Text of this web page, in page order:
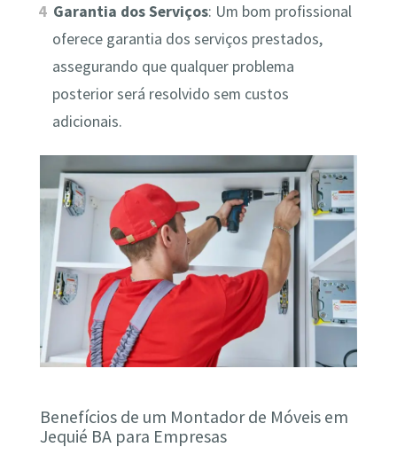
Garantia dos Serviços: Um bom profissional
oferece garantia dos serviços prestados,
assegurando que qualquer problema
posterior será resolvido sem custos
adicionais.
Benefícios de um Montador de Móveis em
Jequié BA para Empresas